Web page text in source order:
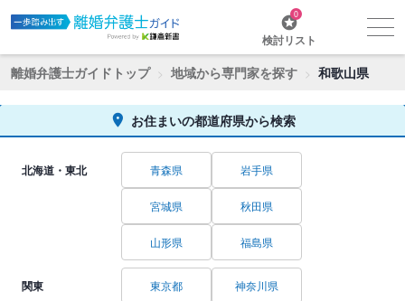
0
検討リスト
離婚弁護士ガイドトップ 地域から専門家を探す 和歌山県
お住まいの都道府県から検索
北海道・東北 青森県 岩手県
宮城県 秋田県
山形県 福島県
関東 東京都 神奈川県